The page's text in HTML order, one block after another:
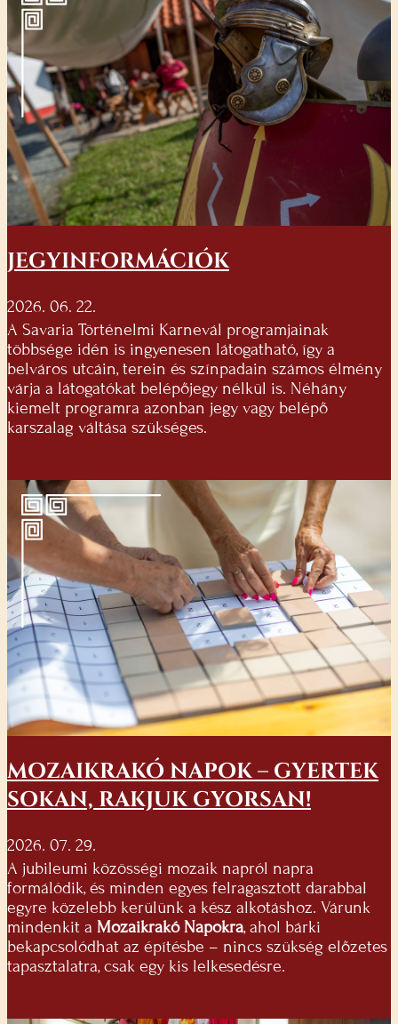
JEGYINFORMÁCIÓK
2026. 06. 22.
A Savaria Történelmi Karnevál programjainak
többsége idén is ingyenesen látogatható, így a
belváros utcáin, terein és színpadain számos élmény
várja a látogatókat belépőjegy nélkül is. Néhány
kiemelt programra azonban jegy vagy belépő
karszalag váltása szükséges.
MOZAIKRAKÓ NAPOK – GYERTEK
SOKAN, RAKJUK GYORSAN!
2026. 07. 29.
A jubileumi közösségi mozaik napról napra
formálódik, és minden egyes felragasztott darabbal
egyre közelebb kerülünk a kész alkotáshoz. Várunk
mindenkit a Mozaikrakó Napokra, ahol bárki
bekapcsolódhat az építésbe – nincs szükség előzetes
tapasztalatra, csak egy kis lelkesedésre.